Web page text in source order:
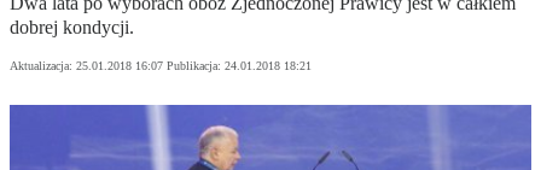
dobrej kondycji.
Aktualizacja: 25.01.2018 16:07 Publikacja: 24.01.2018 18:21